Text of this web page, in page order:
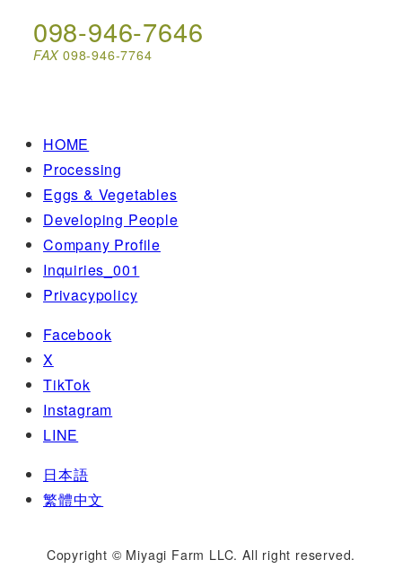
098-946-7646
FAX098-946-7764
HOME
Processing
Eggs & Vegetables
Developing People
Company Profile
Inquiries_001
Privacypolicy
Facebook
X
TikTok
Instagram
LINE
日本語
繁體中文
Copyright © Miyagi Farm LLC. All right reserved.